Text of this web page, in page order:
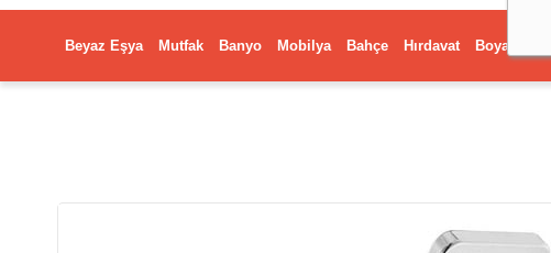
Beyaz Eşya Mutfak Banyo Mobilya Bahçe Hırdavat Boya